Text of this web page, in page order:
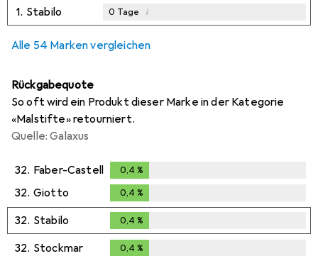
1. Stabilo 0 Tage i
Alle 54 Marken vergleichen
Rückgabequote
So oft wird ein Produkt dieser Marke in der Kategorie
«Malstifte» retourniert.
Quelle: Galaxus
32. Faber-Castell 0,4 %
32. Giotto 0,4 %
32. Stabilo 0,4 %
32. Stockmar 0,4 %